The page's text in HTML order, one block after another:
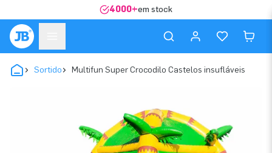
4000+em stock
Sortido Multifun Super Crocodilo Castelos insufláveis